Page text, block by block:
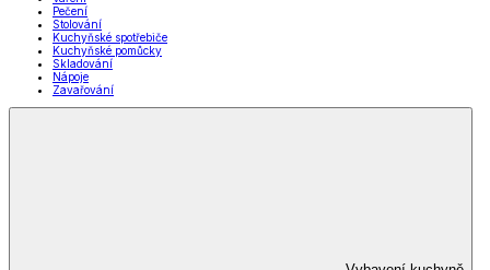
Pečení
Stolování
Kuchyňské spotřebiče
Kuchyňské pomůcky
Skladování
Nápoje
Zavařování